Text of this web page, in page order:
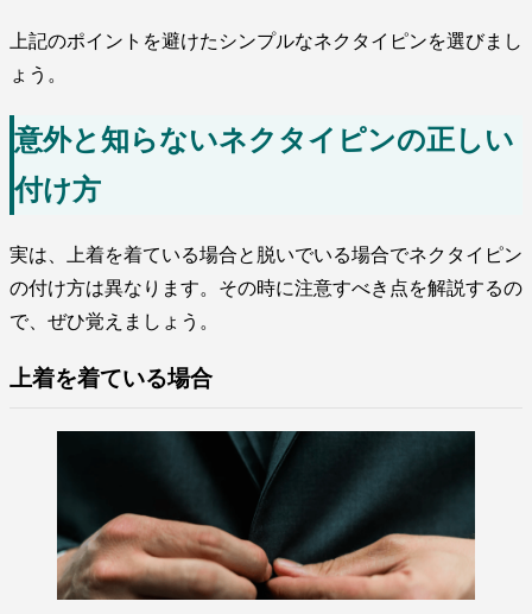
上記のポイントを避けたシンプルなネクタイピンを選びまし
ょう。
意外と知らないネクタイピンの正しい
付け方
実は、上着を着ている場合と脱いでいる場合でネクタイピン
の付け方は異なります。その時に注意すべき点を解説するの
で、ぜひ覚えましょう。
上着を着ている場合